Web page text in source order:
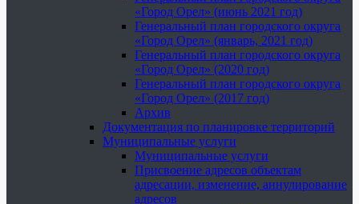
«Город Орел» (июнь 2021 год)
Генеральный план городского округа
«Город Орел» (январь, 2021 год)
Генеральный план городского округа
«Город Орел» (2020 год)
Генеральный план городского округа
«Город Орел» (2017 год)
Архив
Документация по планировке территорий
Муниципальные услуги
Муниципальные услуги
Присвоение адресов объектам
адресации, изменение, аннулирование
адресов